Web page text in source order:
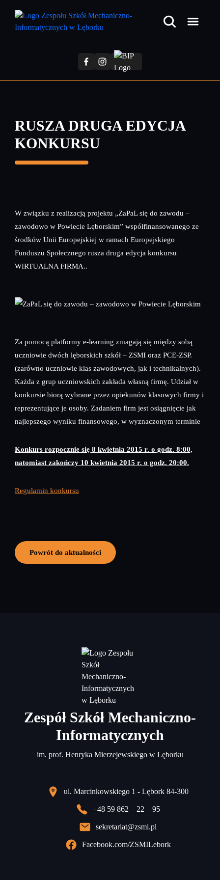
treści
RUSZA DRUGA EDYCJA
KONKURSU
W związku z realizacją projektu „ZaPaL się do zawodu –
zawodowo w Powiecie Lęborskim” współfinansowanego ze
środków Unii Europejskiej w ramach Europejskiego
Funduszu Społecznego rusza druga edycja konkursu
WIRTUALNA FIRMA..
Za pomocą platformy e-learning zmagają się między sobą
uczniowie dwóch lęborskich szkół – ZSMI oraz PCE-ZSP.
(zarówno uczniowie klas zawodowych, jak i technikalnych).
Każda z grup uczniowskich zakłada własną firmę. Udział w
konkursie biorą wybrane przez opiekunów klasowych firmy i
reprezentujące je osoby. Zadaniem firm jest osiągnięcie jak
najlepszego wyniku finansowego, w wyznaczonym terminie
Konkurs rozpocznie się 8 kwietnia 2015 r. o godz. 8:00,
natomiast zakończy 10 kwietnia 2015 r. o godz. 20:00.
Regulamin konkursu
Powrót do aktualności
Zespół Szkół Mechaniczno-
Informatycznych
im. prof. Henryka Mierzejewskiego w Lęborku
ul. Marcinkowskiego 1 - Lębork 84-300
+48 59 862 – 22 – 95
sekretariat@zsmi.pl
Facebook.com/ZSMILebork